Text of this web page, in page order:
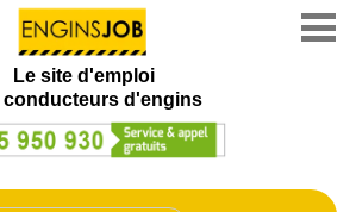
Le site d'emploi
conducteurs d'engins